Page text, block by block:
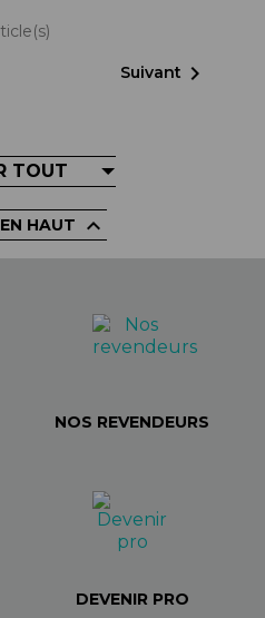
Suivant 
TOUT
HAUT 
NOS REVENDEURS
DEVENIR PRO